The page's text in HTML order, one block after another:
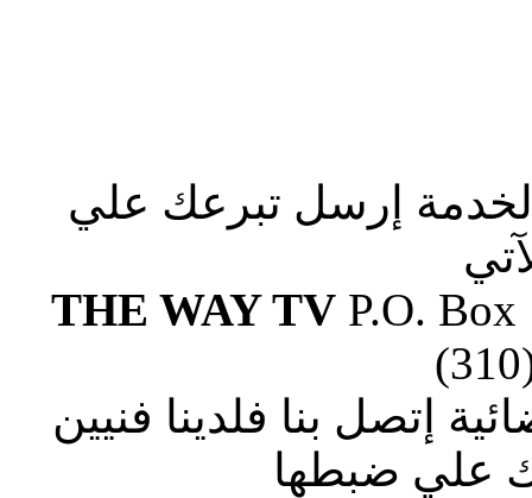
إرسل تبرعك علي
THE WAY TVP.O. Box
إتصل بنا فلدينا فنيين
علي ضبطها